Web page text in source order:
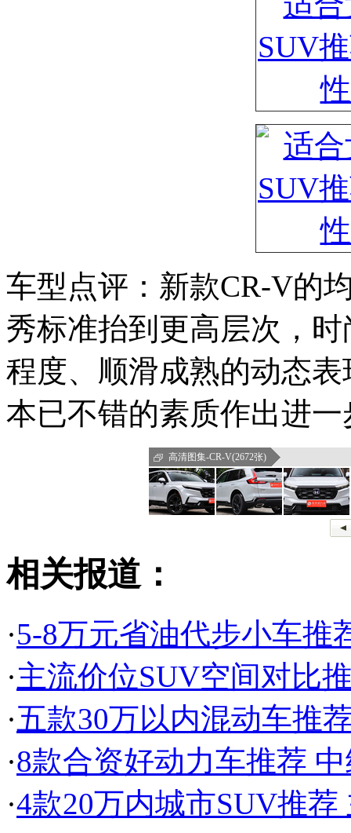
车型点评：新款CR-V的
秀标准抬到更高层次，
程度、顺滑成熟的动态
本已不错的素质作出进
高清图集-CR-V(2672张)
相关报道：
·5-8万元省油代步小车推
·主流价位SUV空间对比
·五款30万以内混动车推
·8款合资好动力车推荐
·4款20万内城市SUV推